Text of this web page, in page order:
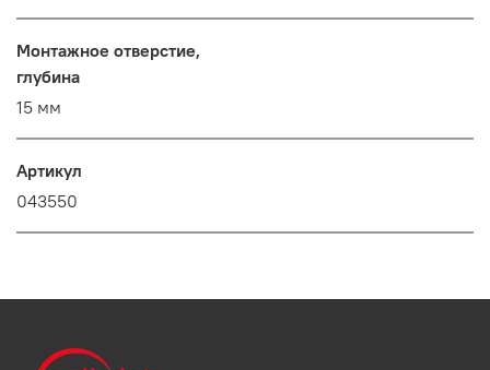
Монтажное отверстие,
глубина
15 мм
Артикул
043550